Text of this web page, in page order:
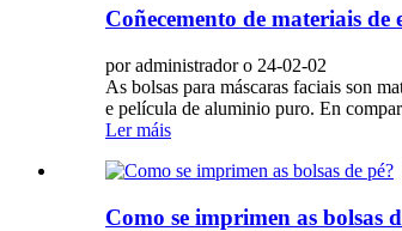
Coñecemento de materiais de
por administrador o 24-02-02
As bolsas para máscaras faciais son
e película de aluminio puro. En
Ler máis
Como se imprimen as bolsas